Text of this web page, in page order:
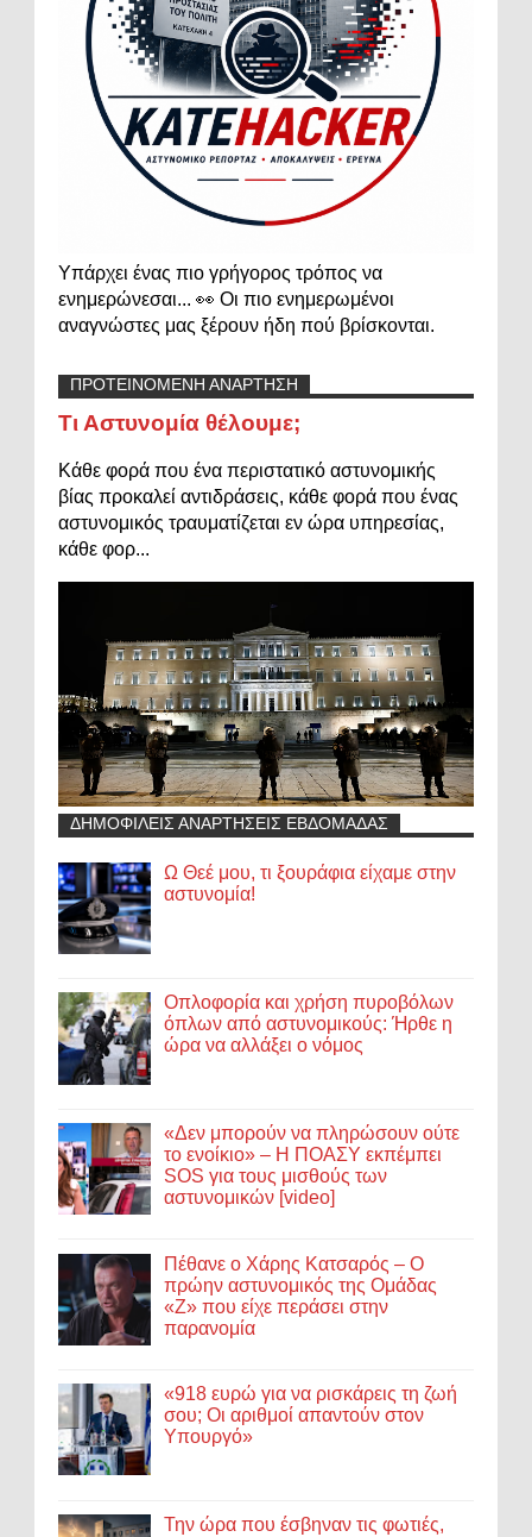
Υπάρχει ένας πιο γρήγορος τρόπος να
ενημερώνεσαι... 👀 Οι πιο ενημερωμένοι
αναγνώστες μας ξέρουν ήδη πού βρίσκονται.
ΠΡΟΤΕΙΝΟΜΕΝΗ ΑΝΑΡΤΗΣΗ
Τι Αστυνομία θέλουμε;
Κάθε φορά που ένα περιστατικό αστυνομικής
βίας προκαλεί αντιδράσεις, κάθε φορά που ένας
αστυνομικός τραυματίζεται εν ώρα υπηρεσίας,
κάθε φορ...
ΔΗΜΟΦΙΛΕΙΣ ΑΝΑΡΤΗΣΕΙΣ ΕΒΔΟΜΑΔΑΣ
Ω Θεέ μου, τι ξουράφια είχαμε στην
αστυνομία!
Οπλοφορία και χρήση πυροβόλων
όπλων από αστυνομικούς: Ήρθε η
ώρα να αλλάξει ο νόμος
«Δεν μπορούν να πληρώσουν ούτε
το ενοίκιο» – Η ΠΟΑΣΥ εκπέμπει
SOS για τους μισθούς των
αστυνομικών [video]
Πέθανε ο Χάρης Κατσαρός – Ο
πρώην αστυνομικός της Ομάδας
«Ζ» που είχε περάσει στην
παρανομία
«918 ευρώ για να ρισκάρεις τη ζωή
σου; Οι αριθμοί απαντούν στον
Υπουργό»
Την ώρα που έσβηναν τις φωτιές,